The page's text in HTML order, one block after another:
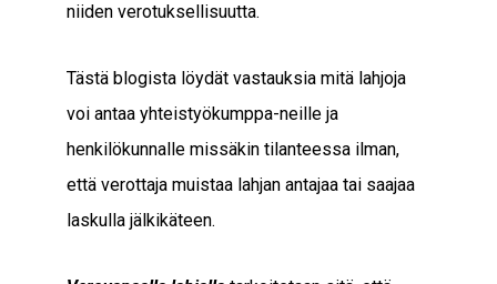
niiden verotuksellisuutta.
Tästä blogista löydät vastauksia mitä lahjoja
voi antaa yhteistyökumppa-neille ja
henkilökunnalle missäkin tilanteessa ilman,
että verottaja muistaa lahjan antajaa tai saajaa
laskulla jälkikäteen.